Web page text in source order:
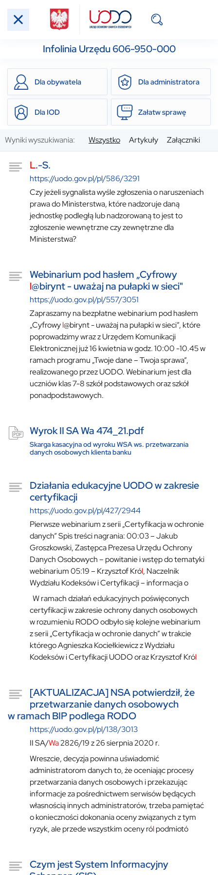
Infolinia Urzędu 606-950-000
Dla obywatela Dla administratora
Dla IOD Załatw sprawę
Wyniki wyszukiwania: Wszystko Artykuły Załączniki
L.-S.
https://uodo.gov.pl/pl/586/3291
Czy jeżeli sygnalista wyśle zgłoszenia o naruszeniach
prawa do Ministerstwa, które nadzoruje daną
jednostkę podległą lub nadzorowaną to jest to
zgłoszenie wewnętrzne czy zewnętrzne dla
Ministerstwa?
Webinarium pod hasłem „Cyfrowy
l@birynt - uważaj na pułapki w sieci"
https://uodo.gov.pl/pl/557/3051
Zapraszamy na bezpłatne webinarium pod hasłem
„Cyfrowyl@birynt - uważaj na pułapki w sieci”, które
poprowadzimy wraz z Urzędem Komunikacji
Elektronicznej już 16 kwietnia w godz. 10:00 -10.45 w
ramach programu „Twoje dane – Twoja sprawa”,
realizowanego przez UODO. Webinarium jest dla
uczniów klas 7-8 szkół podstawowych oraz szkół
ponadpodstawowych.
Wyrok II SA Wa 474_21.pdf
Skarga kasacyjna od wyroku WSA ws. przetwarzania
danych osobowych klienta banku
Działania edukacyjne UODO w zakresie
certyfikacji
https://uodo.gov.pl/pl/427/2944
Pierwsze webinarium z serii „Certyfikacja w ochronie
danych” Spis treści nagrania: 00:03 – Jakub
Groszkowski, Zastępca Prezesa Urzędu Ochrony
Danych Osobowych – powitanie i wstęp do tematyki
webinarium 05:19 – Krzysztof Król, Naczelnik
Wydziału Kodeksów i Certyfikacji – informacja o
W ramach działań edukacyjnych poświęconych
certyfikacji w zakresie ochrony danych osobowych
w rozumieniu RODO odbyło się kolejne webinarium
z serii „Certyfikacja w ochronie danych” w trakcie
którego Agnieszka Kociełkiewicz z Wydziału
Kodeksów i Certyfikacji UODO oraz Krzysztof Król
[AKTUALIZACJA] NSA potwierdził, że
przetwarzanie danych osobowych
w ramach BIP podlega RODO
https://uodo.gov.pl/pl/138/3013
II SA/Wa2826/19 z 26 sierpnia 2020 r.
Wreszcie, decyzja powinna uświadomić
administratorom danych to, że oceniając procesy
przetwarzania danych osobowych i przekazując
informacje za pośrednictwem serwisów będących
własnością innych administratorów, trzeba pamiętać
o konieczności dokonania oceny związanych z tym
ryzyk, ale przede wszystkim oceny rólpodmiotó
Czym jest System Informacyjny